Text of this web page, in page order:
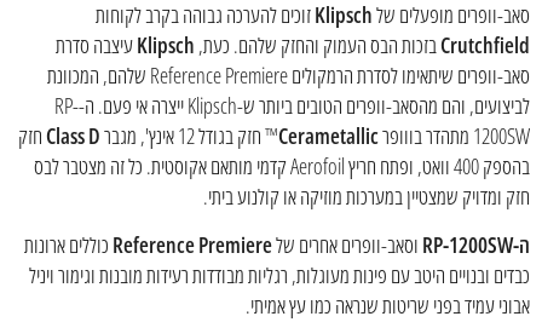
סאב-וופרים מופעלים של
זוכים להערכה גבוהה בקרב לקוחות
Crutchfieldבזכות הבס העמוק והחזק שלהם. כעת, Klipschעיצבה סדרת
סאב-וופרים שיתאימו לסדרת הרמקולים Reference Premiere שלהם, המכוונת
לביצועים, והם מהסאב-וופרים הטובים ביותר ש-Klipsch ייצרה אי פעם. ה-RP-
1200SW מתהדר בווופר
™ חזק בגודל 12 אינץ', מגבר Class Dחזק
בהספק 400 וואט, ופתח חריץ Aerofoil קדמי מותאם אקוסטית. כל זה מצטבר לבס
חזק ומדויק שמצטיין במערכות מוזיקה או קולנוע ביתי.
ה-RP-1200SW
וסאב-וופרים אחרים שלReference Premiere כוללים ארונות
כבדים ובנויים היטב עם פינות מעוגלות, רגליות מבודדות רעידות מובנות וגימור ויניל
אבוני עמיד בפני שריטות שנראה כמו עץ אמיתי.